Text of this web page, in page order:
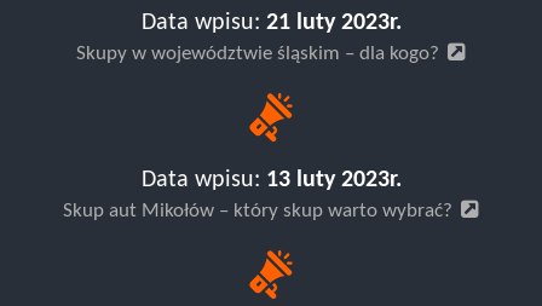
Data wpisu: 21 luty 2023r.
Skupy w województwie śląskim – dla kogo?
Data wpisu: 13 luty 2023r.
Skup aut Mikołów – który skup warto wybrać?